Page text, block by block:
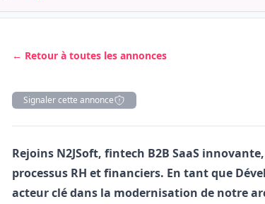
← Retour à toutes les annonces
Signaler cette annonce
Description
Rejoins N2JSoft, fintech B2B SaaS
processus RH et financiers. En tant que
acteur clé dans la modernisation de notre